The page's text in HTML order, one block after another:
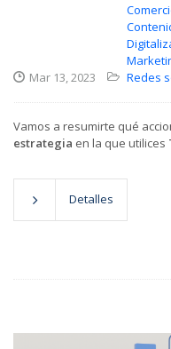
Mar 13, 2023
Redes
Vamos a resumirte qué
estrategia en la que utilices
Detalles